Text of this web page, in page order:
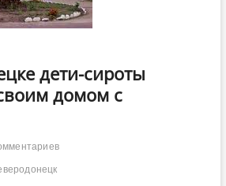
дети-сироты
домом с